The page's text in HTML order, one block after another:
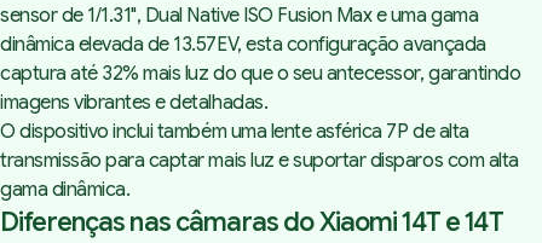
sensor de 1/1.31", Dual Native ISO Fusion Max e uma gama
dinâmica elevada de 13.57EV, esta configuração avançada
captura até 32% mais luz do que o seu antecessor, garantindo
imagens vibrantes e detalhadas.
O dispositivo inclui também uma lente asférica 7P de alta
transmissão para captar mais luz e suportar disparos com alta
gama dinâmica.
Diferenças nas câmaras do Xiaomi 14T e 14T